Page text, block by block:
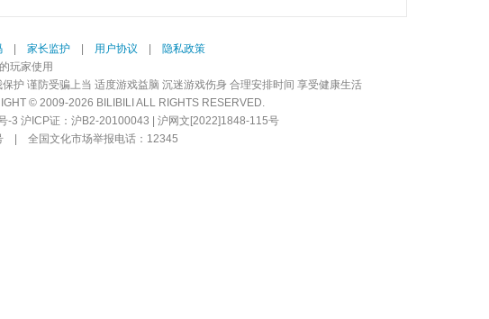
家长监护 用户协议
隐私政策
玩家使用
护 谨防受骗上当 适度游戏益脑 沉迷游戏伤身 合理安排时间 享受健康生活
© 2009-2026 BILIBILI ALL RIGHTS RESERVED.
-3 沪ICP证：沪B2-20100043 | 沪网文[2022]1848-115号
全国文化市场举报电话：12345